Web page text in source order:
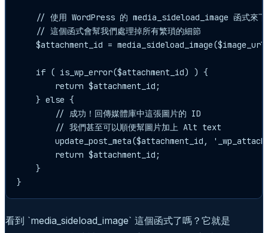
// 使用 WordPress 的 media_sideload_image 函式來下
    // 這個函式會幫我們處理掉所有繁瑣的細節
$attachment_id =
    if ( is_wp_error($attachment_id) ) {
        return $attachment_id;
    } else {
        // 成功！回傳媒體庫中這張圖片的 ID
        // 我們甚至可以順便幫圖片加上 Alt text
update_post_meta($attachment_id,
        return $attachment_id;
    }
看到 `media_sideload_image` 這個函式了嗎？它就是